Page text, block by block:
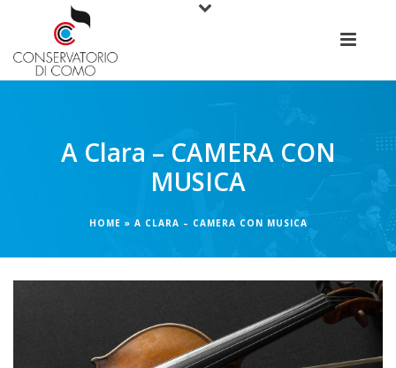
A Clara – CAMERA CON
MUSICA
HOME » A CLARA – CAMERA CON MUSICA